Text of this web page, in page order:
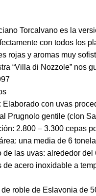
Torcalvano es la
con todos los
rojas y aromas muy
“Villa di Nozzole” nos
Elaborado con uvas
Prugnolo gentile (clon
2.800 – 3.300 cepas
una media de 6
de las uvas: alrededor del
acero inoxidable a
roble de Eslavonia de